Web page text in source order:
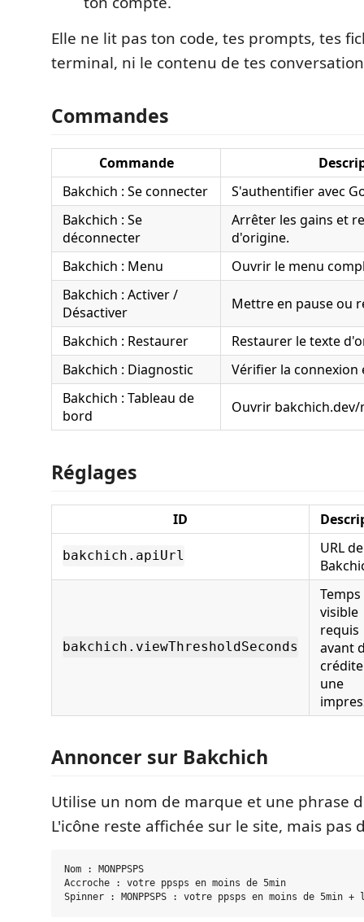
Elle ne lit pas ton code, tes prompts, tes
terminal, ni le contenu de tes
Commandes
Commande
Bakchich : Se connecter
S'authentifier avec
Bakchich : Se
déconnecter
Arrêter les gains et
d'origine.
Bakchich : Menu
Ouvrir le menu
Bakchich : Activer /
Désactiver
Mettre en pause ou
Bakchich : Restaurer
Restaurer le texte
Bakchich : Diagnostic
Vérifier la connexion
Bakchich : Tableau de
bord
Ouvrir bakchich.dev/
Réglages
ID
bakchich.apiUrl
URL
bakchich.viewThresholdSeconds
Temps
visible
requis
avant
une
Annoncer sur Bakchich
Utilise un nom de marque et une phrase
L'icône reste affichée sur le site, mais pas
Nom : MONPPSPS
Accroche : votre ppsps en moins de 5min